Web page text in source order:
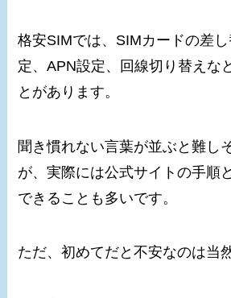
格安SIMでは、SIMカードの差
定、APN設定、回線切り替えな
とがあります。
聞き慣れない言葉が並ぶと難し
が、実際には公式サイトの手順
できることも多いです。
ただ、初めてだと不安なのは当